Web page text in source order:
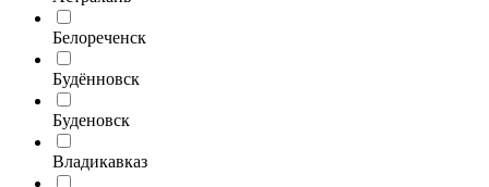
Белореченск
Будённовск
Буденовск
Владикавказ